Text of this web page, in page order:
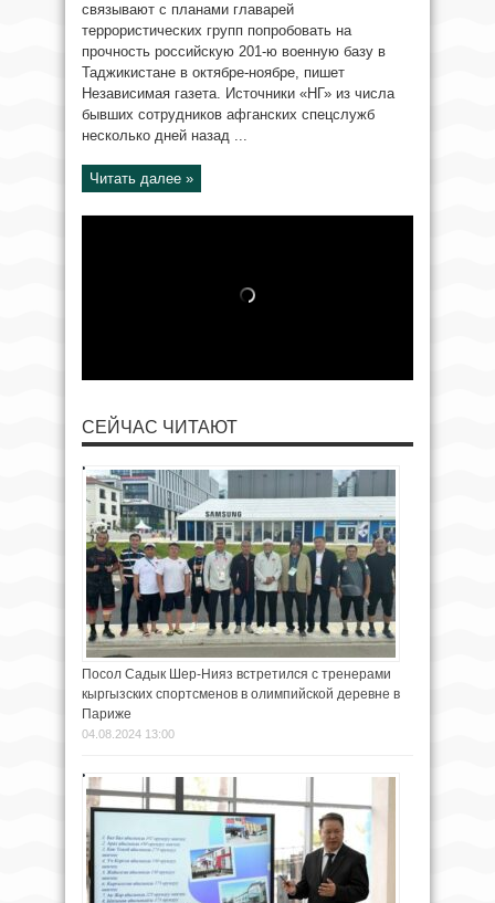
связывают с планами главарей
террористических групп попробовать на
прочность российскую 201-ю военную базу в
Таджикистане в октябре-ноябре, пишет
Независимая газета. Источники «НГ» из числа
бывших сотрудников афганских спецслужб
несколько дней назад ...
Читать далее »
СЕЙЧАС ЧИТАЮТ
Посол Садык Шер-Нияз встретился с тренерами
кыргызских спортсменов в олимпийской деревне в
Париже
04.08.2024 13:00